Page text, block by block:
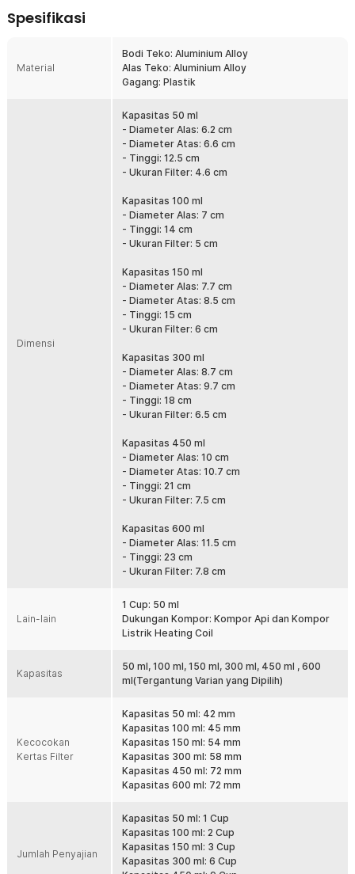
Overview
One Two Cups yang praktis dan mudah digunakan. Alat seduh kopi ini
dirancang untuk menghasilkan kopi espresso rumahan dengan cita rasa
kuat, aroma kaya, dan karakter autentik layaknya coffee shop. Cocok
solusi ideal bagi Anda yang ingin menyeduh kopi manual brew, kopi
hitam pekat, dan espresso tanpa mesin di rumah.
Moka pot One Two Cups dirancang khusus untuk menghasilkan
kopi espresso pekat, kopi kaya aroma, dan rasa kopi yang bold.
Proses ekstraksi dengan tekanan uap air membantu mengeluarkan
karakter kopi secara maksimal. Hasil seduhan kopi dari moka pot
Cocok Digunakan Para Pemula
Sebagai alat seduh kopi manual, moka pot ini sangat mudah
digunakan bahkan untuk pemula di dunia perkopian. Struktur moka
pot yang terdiri dari kompartemen air, bubuk kopi, dan hasil
seduhan membuat proses penyeduhan lebih sederhana dan minim
kesalahan. Anda dapat menikmati espresso rumahan, kopi moka,
dan kopi panas tanpa perlu mesin espresso mahal.
Material Aluminium Alloy Tahan Karat
Moka pot One Two Cups dibuat dari aluminium alloy berkualitas
menghantarkan panas secara merata sehingga proses ekstraksi
kopi menjadi lebih optimal. Selain awet dan kokoh, moka pot
aluminium ini juga aman digunakan untuk penyeduhan kopi harian
Moka pot ini dilengkapi pegangan ergonomis yang nyaman
digenggam dan tidak licin. Desain gagang dirancang agar aman
saat menuang kopi panas langsung ke cangkir. Dengan moka pot
ergonomis ini, menyajikan kopi espresso menjadi lebih praktis dan
Mudah Dibersihkan dan Dirawat
Perawatan moka pot One Two Cups sangat mudah karena seluruh
bagiannya dapat dilepas dengan cepat. Anda cukup membilasnya
khusus. Dengan proses pembersihan yang praktis, kebersihan
moka pot, kualitas rasa kopi, dan daya tahan produk tetap terjaga.
Moka pot One Two Cups tersedia dalam beberapa pilihan kapasitas
sesuai kebutuhan Anda. Kapasitas 150 ml menghasilkan sekitar 3
cup kopi, 300 ml untuk 6 cup kopi, dan 450 ml mampu menyajikan
hingga 9 cup kopi. Dengan pilihan kapasitas ini, moka pot cocok
untuk penggunaan pribadi maupun keluarga.
Kelengkapan Produk
Rincian yang Anda dapatkan untuk pembelian produk ini:
1 x One Two Cups Moka Pot Teko Kopi Espresso Coffee Maker
Stovetop - L10
Spesifikasi
Material
Bodi Teko: Aluminium Alloy
Alas Teko: Aluminium Alloy
Gagang: Plastik
Dimensi
Kapasitas 50 ml
- Diameter Alas: 6.2 cm
- Diameter Atas: 6.6 cm
- Tinggi: 12.5 cm
- Ukuran Filter: 4.6 cm
Kapasitas 100 ml
- Diameter Alas: 7 cm
- Tinggi: 14 cm
- Ukuran Filter: 5 cm
Kapasitas 150 ml
- Diameter Alas: 7.7 cm
- Diameter Atas: 8.5 cm
- Tinggi: 15 cm
- Ukuran Filter: 6 cm
Kapasitas 300 ml
- Diameter Alas: 8.7 cm
- Diameter Atas: 9.7 cm
- Tinggi: 18 cm
- Ukuran Filter: 6.5 cm
Kapasitas 450 ml
- Diameter Alas: 10 cm
- Diameter Atas: 10.7 cm
- Tinggi: 21 cm
- Ukuran Filter: 7.5 cm
Kapasitas 600 ml
- Diameter Alas: 11.5 cm
- Tinggi: 23 cm
- Ukuran Filter: 7.8 cm
Lain-lain
1 Cup: 50 ml
Dukungan Kompor: Kompor Api dan Kompor
Listrik Heating Coil
Kapasitas
50 ml, 100 ml, 150 ml, 300 ml, 450 ml , 600
ml(Tergantung Varian yang Dipilih)
Kecocokan
Kertas Filter
Kapasitas 50 ml: 42 mm
Kapasitas 100 ml: 45 mm
Kapasitas 150 ml: 54 mm
Kapasitas 300 ml: 58 mm
Kapasitas 450 ml: 72 mm
Kapasitas 600 ml: 72 mm
Jumlah Penyajian
Kapasitas 50 ml: 1 Cup
Kapasitas 100 ml: 2 Cup
Kapasitas 150 ml: 3 Cup
Kapasitas 300 ml: 6 Cup